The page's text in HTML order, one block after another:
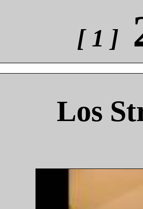
[ 1 ]
Los